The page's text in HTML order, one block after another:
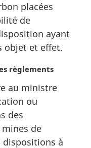
placées
de
ayant
objet et effet.
règlements
au ministre
ou
des
de
dispositions à